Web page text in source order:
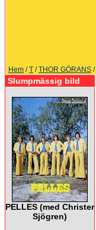
Hem /T /THOR GÖRANS /
Slumpmässig bild
PELLES (med Christer
Sjögren)